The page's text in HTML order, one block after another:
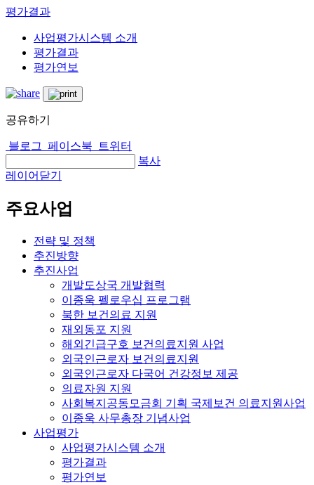
평가결과
사업평가시스템 소개
평가결과
평가연보
공유하기
블로그 페이스북
트위터
복사
레이어닫기
주요사업
전략 및 정책
추진방향
추진사업
개발도상국 개발협력
이종욱 펠로우십 프로그램
북한 보건의료 지원
재외동포 지원
해외긴급구호 보건의료지원 사업
외국인근로자 보건의료지원
외국인근로자 다국어 건강정보 제공
의료자원 지원
사회복지공동모금회 기획 국제보건 의료지원사업
이종욱 사무총장 기념사업
사업평가
사업평가시스템 소개
평가결과
평가연보